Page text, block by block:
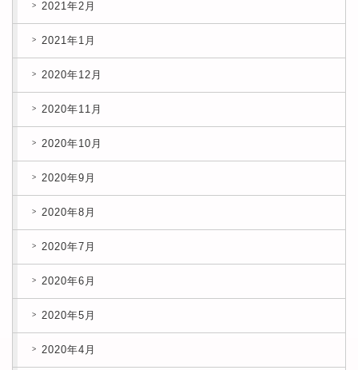
2021年2月
2021年1月
2020年12月
2020年11月
2020年10月
2020年9月
2020年8月
2020年7月
2020年6月
2020年5月
2020年4月